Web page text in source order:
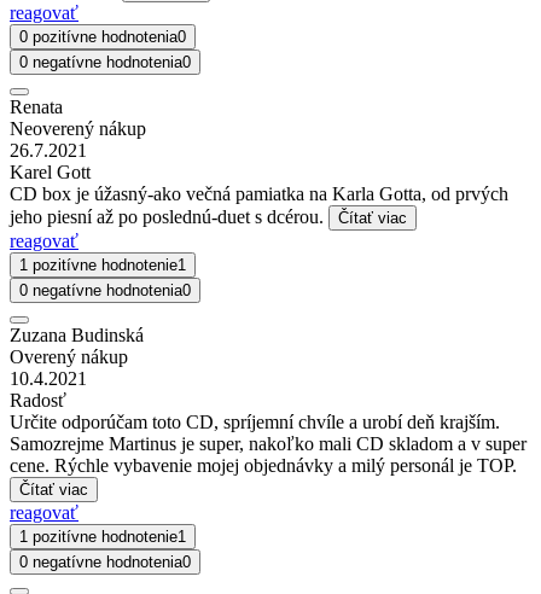
reagovať
0 pozitívne hodnotenia0
0 negatívne hodnotenia0
Renata
Neoverený nákup
26.7.2021
Karel Gott
CD box je úžasný-ako večná pamiatka na Karla Gotta, od prvých
jeho piesní až po poslednú-duet s dcérou.
Čítať viac
reagovať
1 pozitívne hodnotenie1
0 negatívne hodnotenia0
Zuzana Budinská
Overený nákup
10.4.2021
Radosť
Určite odporúčam toto CD, spríjemní chvíle a urobí deň krajším.
Samozrejme Martinus je super, nakoľko mali CD skladom a v super
cene. Rýchle vybavenie mojej objednávky a milý personál je TOP.
Čítať viac
reagovať
1 pozitívne hodnotenie1
0 negatívne hodnotenia0